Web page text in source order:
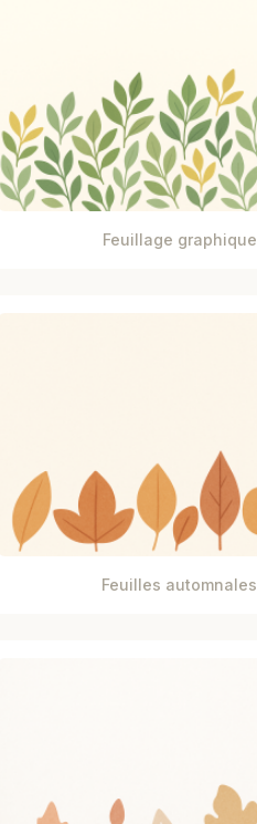
Feuillage graphique
Feuilles automnales